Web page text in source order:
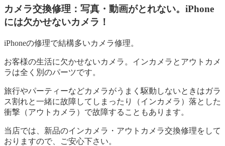
カメラ交換修理：写真・動画がとれない。iPhone
には欠かせないカメラ！
iPhoneの修理で結構多いカメラ修理。
お客様の生活に欠かせないカメラ。インカメラとアウトカメ
ラは全く別のパーツです。
旅行やパーティーなどカメラがうまく駆動しないときはガラ
ス割れと一緒に故障してしまったり（インカメラ）落とした
衝撃（アウトカメラ）で故障することもあります。
当店では、新品のインカメラ・アウトカメラ交換修理をして
おりますので、ご安心下さい。